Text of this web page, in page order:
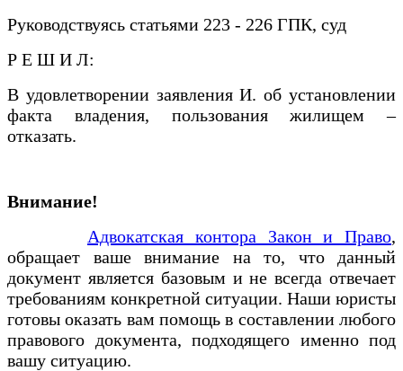
Руководствуясь статьями 223 - 226 ГПК, суд
Р Е Ш И Л:
В удовлетворении заявления И. об установлении
факта владения, пользования жилищем –
отказать.
Внимание!
Адвокатская контора Закон и Право,
обращает ваше внимание на то, что данный
документ является базовым и не всегда отвечает
требованиям конкретной ситуации. Наши юристы
готовы оказать вам помощь в составлении любого
правового документа, подходящего именно под
вашу ситуацию.